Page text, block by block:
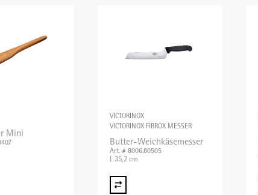
Mini
VICTORINOX
VICTORINOX FIBROX MESSER
Butter-Weichkäsemesser
Art. # 8006.80505
L 35,2 cm